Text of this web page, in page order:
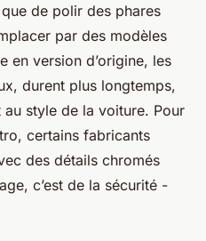
de polir des phares
par des modèles
en version d’origine, les
durent plus longtemps,
au style de la voiture. Pour
certains fabricants
des détails chromés
c’est de la sécurité -